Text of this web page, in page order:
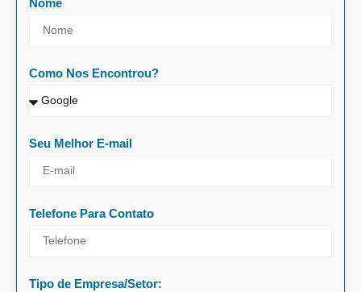
Como Nos Encontrou?
Seu Melhor E-mail
Telefone Para Contato
Tipo de Empresa/Setor: